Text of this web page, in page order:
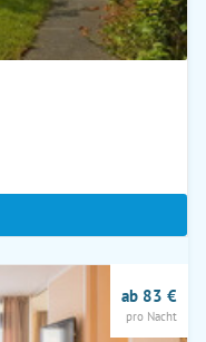
ab 83 €
pro Nacht